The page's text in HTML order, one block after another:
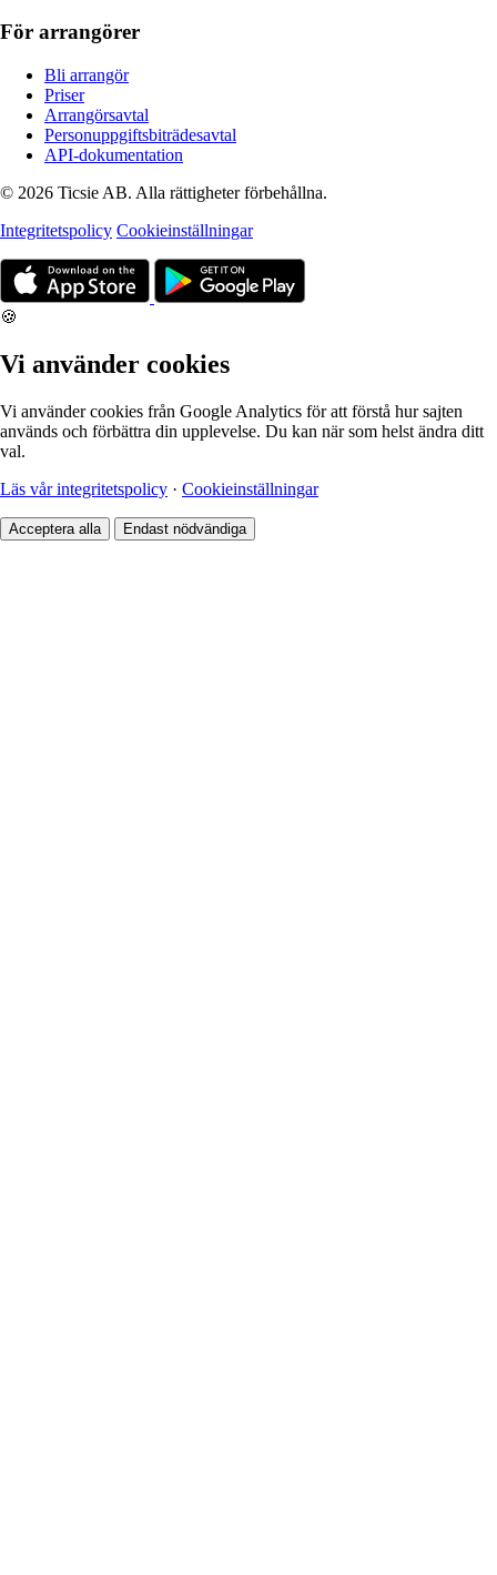
För arrangörer
Bli arrangör
Priser
Arrangörsavtal
Personuppgiftsbiträdesavtal
API-dokumentation
© 2026 Ticsie AB. Alla rättigheter förbehållna.
Integritetspolicy Cookieinställningar
🍪
Vi använder cookies
Vi använder cookies från Google Analytics för att förstå hur sajten
används och förbättra din upplevelse. Du kan när som helst ändra ditt
val.
Läs vår integritetspolicy · Cookieinställningar
Acceptera alla Endast nödvändiga